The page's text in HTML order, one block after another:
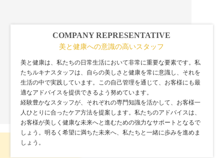
COMPANY REPRESENTATIVE
美と健康への意識の高いスタッフ
美と健康は、私たちの日常生活において非常に重要な要素です。私
たちルキナスタッフは、自らの美しさと健康を常に意識し、それを
生活の中で実践しています。この自己管理を通じて、お客様にも最
適なアドバイスを提供できるよう努めています。
経験豊かなスタッフが、それぞれの専門知識を活かして、お客様一
人ひとりに合ったケア方法を提案します。私たちのアドバイスは、
お客様が美しく健康な未来へと進むための強力なサポートとなるで
しょう。明るく希望に満ちた未来へ、私たちと一緒に歩みを進めま
しょう。